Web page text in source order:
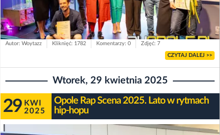
Autor: Woytazz Kliknięć: 1782 Komentarzy: 0 Zdjęć: 7
CZYTAJ DALEJ >>
Wtorek, 29 kwietnia 2025
29 KWI
2025
Opole Rap Scena 2025. Lato w rytmach
hip-hopu